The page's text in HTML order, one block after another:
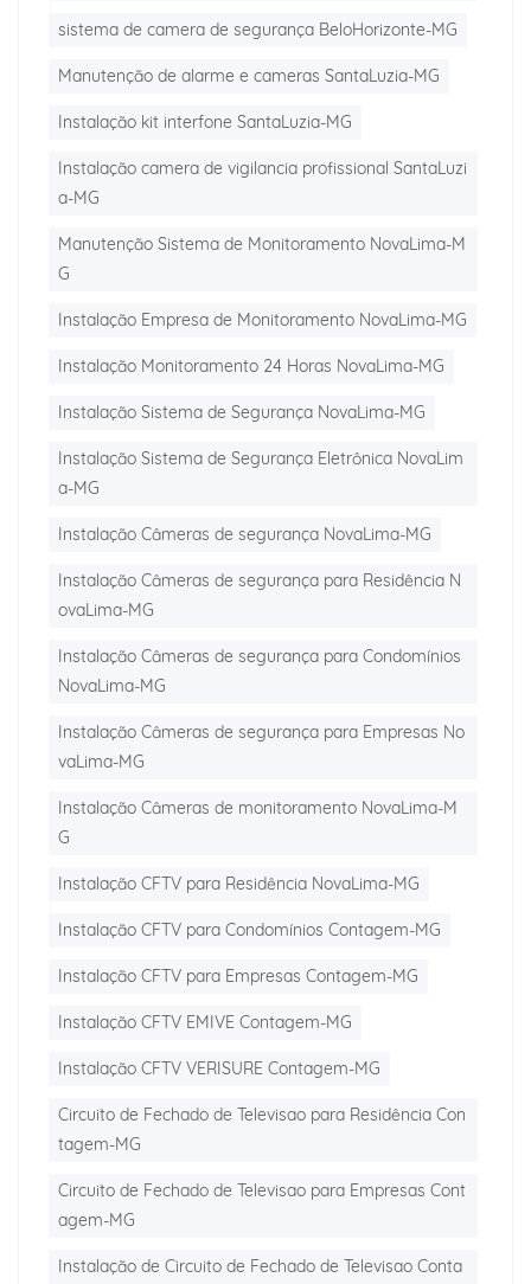
sistema de camera de segurança BeloHorizonte-MG
Manutenção de alarme e cameras SantaLuzia-MG
Instalação kit interfone SantaLuzia-MG
Instalação camera de vigilancia profissional SantaLuzi
a-MG
Manutenção Sistema de Monitoramento NovaLima-M
G
Instalação Empresa de Monitoramento NovaLima-MG
Instalação Monitoramento 24 Horas NovaLima-MG
Instalação Sistema de Segurança NovaLima-MG
Instalação Sistema de Segurança Eletrônica NovaLim
a-MG
Instalação Câmeras de segurança NovaLima-MG
Instalação Câmeras de segurança para Residência N
ovaLima-MG
Instalação Câmeras de segurança para Condomínios
NovaLima-MG
Instalação Câmeras de segurança para Empresas No
vaLima-MG
Instalação Câmeras de monitoramento NovaLima-M
G
Instalação CFTV para Residência NovaLima-MG
Instalação CFTV para Condomínios Contagem-MG
Instalação CFTV para Empresas Contagem-MG
Instalação CFTV EMIVE Contagem-MG
Instalação CFTV VERISURE Contagem-MG
Circuito de Fechado de Televisao para Residência Con
tagem-MG
Circuito de Fechado de Televisao para Empresas Cont
agem-MG
Instalação de Circuito de Fechado de Televisao Conta